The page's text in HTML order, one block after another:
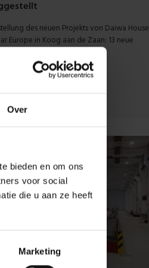
Over
bieden en om ons
voor social
die u aan ze heeft
Marketing
des neuen Projekts von Daiwa House
Europe in Koog aan de Zaan: 13 neue